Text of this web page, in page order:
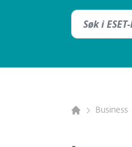
Business